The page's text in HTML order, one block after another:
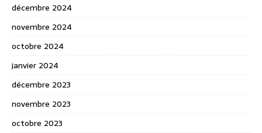
décembre 2024
novembre 2024
octobre 2024
janvier 2024
décembre 2023
novembre 2023
octobre 2023